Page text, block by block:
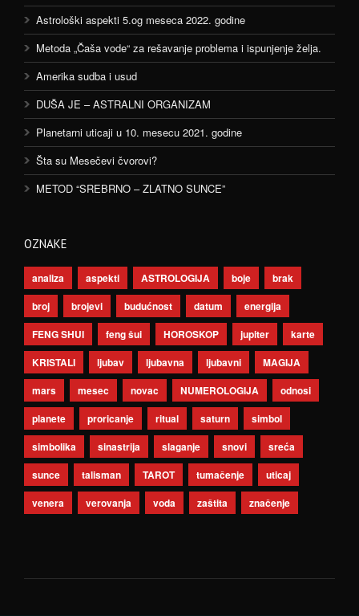
Astrološki aspekti 5.og meseca 2022. godine
Metoda „Čaša vode“ za rešavanje problema i ispunjenje želja.
Amerika sudba i usud
DUŠA JE – ASTRALNI ORGANIZAM
Planetarni uticaji u 10. mesecu 2021. godine
Šta su Mesečevi čvorovi?
METOD “SREBRNO – ZLATNO SUNCE”
OZNAKE
analiza aspekti ASTROLOGIJA boje
brak
broj
brojevi budućnost datum
energija
FENG SHUI
feng šui HOROSKOP jupiter
karte
KRISTALI
ljubav ljubavna ljubavni
MAGIJA
mars
mesec novac NUMEROLOGIJA
odnosi
planete
proricanje ritual saturn
simbol
simbolika
sinastrija slaganje snovi
sreća
sunce
talisman TAROT tumačenje
uticaj
venera
verovanja voda zaštita značenje